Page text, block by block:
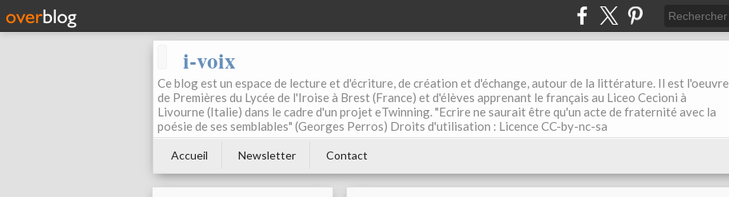
i-voix
Ce blog est un espace de lecture et d'écriture, de création et d'échange, autour de la littérature. Il est l'oeuvre
de Premières du Lycée de l'Iroise à Brest (France) et d'élèves apprenant le français au Liceo Cecioni à
Livourne (Italie) dans le cadre d'un projet eTwinning. "Ecrire ne saurait être qu'un acte de fraternité avec la
poésie de ses semblables" (Georges Perros) Droits d'utilisation : Licence CC-by-nc-sa
Accueil Newsletter Contact